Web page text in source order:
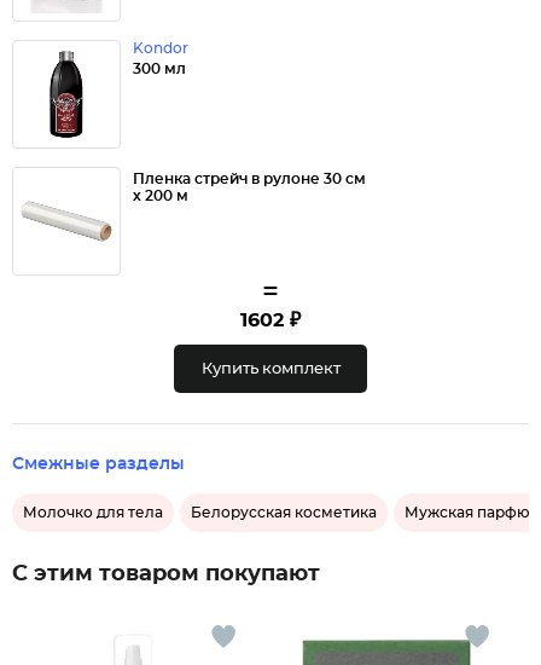
Kondor
300 мл
Пленка стрейч в рулоне 30 см
х 200 м
=
1602 ₽
Купить комплект
Смежные разделы
Молочко для тела Белорусская косметика Мужская
С этим товаром покупают